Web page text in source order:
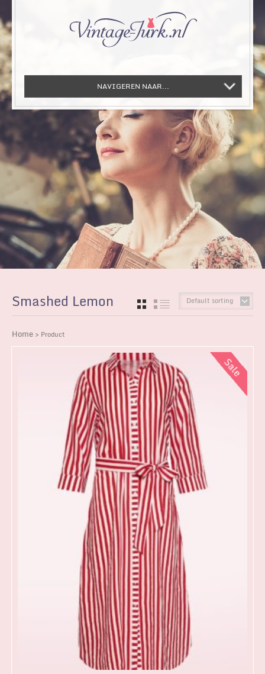
NAVIGEREN NAAR...
Smashed Lemon Default sorting
GRID LIST
Home > Product